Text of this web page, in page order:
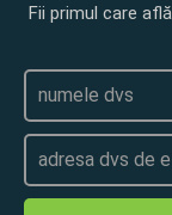
Fii primul care